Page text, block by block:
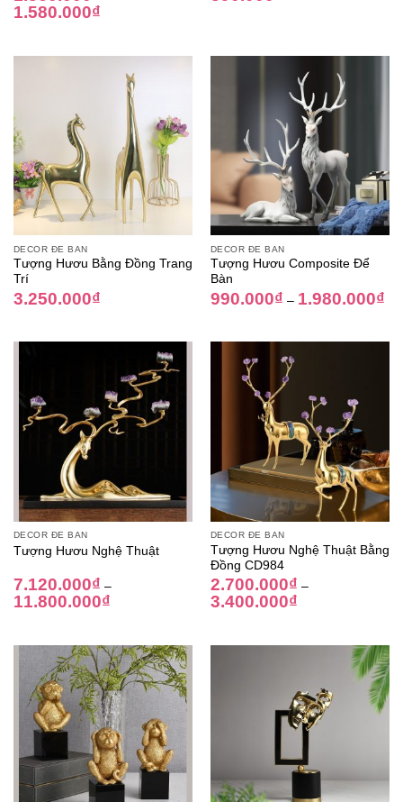
1.580.000₫
DECOR ĐỂ BÀN
Tượng Hươu Bằng Đồng Trang
Trí
3.250.000₫
DECOR ĐỂ BÀN
Tượng Hươu Composite Để
Bàn
990.000₫ – 1.980.000₫
DECOR ĐỂ BÀN
Tượng Hươu Nghệ Thuật
7.120.000₫ –
11.800.000₫
DECOR ĐỂ BÀN
Tượng Hươu Nghệ Thuật Bằng
Đồng CD984
2.700.000₫ –
3.400.000₫